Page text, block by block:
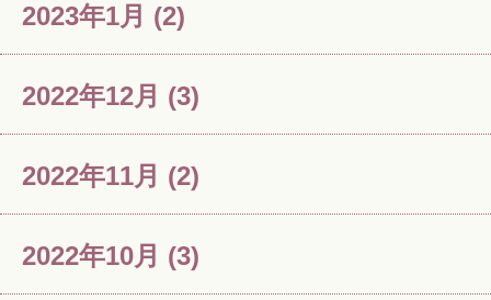
2023年1月 (2)
2022年12月 (3)
2022年11月 (2)
2022年10月 (3)